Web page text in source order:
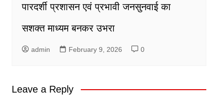
पारदर्शी प्रशासन एवं प्रभावी जनसुनवाई का
सशक्त माध्यम बनकर उभरा
admin February 9, 2026 0
Leave a Reply